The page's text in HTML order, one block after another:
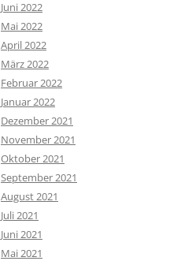
Juni 2022
Mai 2022
April 2022
März 2022
Februar 2022
Januar 2022
Dezember 2021
November 2021
Oktober 2021
September 2021
August 2021
Juli 2021
Juni 2021
Mai 2021